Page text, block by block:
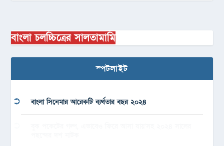
বাংলা চলচ্চিত্রের সালতামামি
স্পটলাইট
বাংলা সিনেমার আরেকটি ব্যর্থতার বছর ২০২৪